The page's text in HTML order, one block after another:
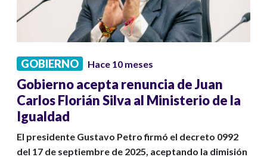
GOBIERNO Hace 10 meses
Gobierno acepta renuncia de Juan
Carlos Florián Silva al Ministerio de la
Igualdad
El presidente Gustavo Petro firmó el decreto 0992
del 17 de septiembre de 2025, aceptando la dimisión